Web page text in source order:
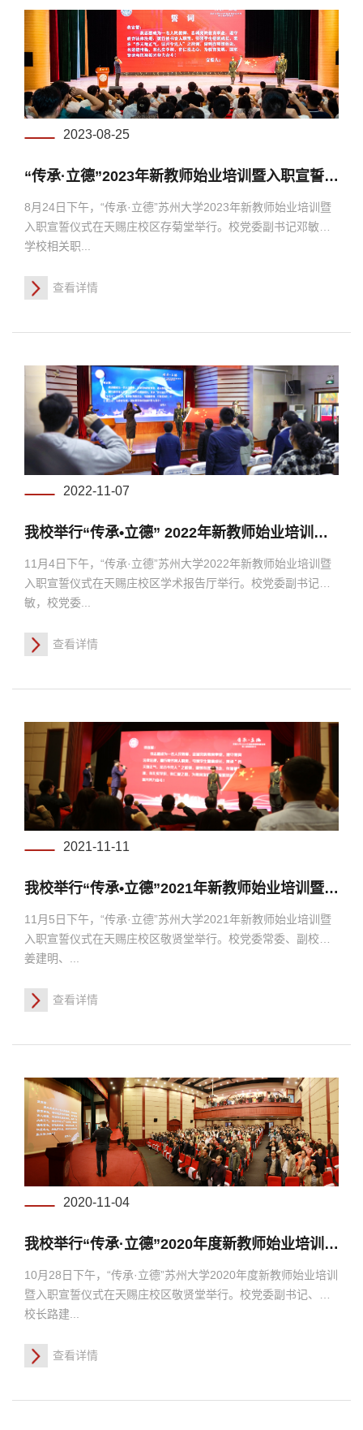
2023-08-25
“传承·立德”2023年新教师始业培训暨入职宣誓仪式举行
8月24日下午，“传承·立德”苏州大学2023年新教师始业培训暨
入职宣誓仪式在天赐庄校区存菊堂举行。校党委副书记邓敏，
学校相关职...
查看详情
2022-11-07
我校举行“传承•立德” 2022年新教师始业培训暨入职宣誓仪式
11月4日下午，“传承·立德”苏州大学2022年新教师始业培训暨
入职宣誓仪式在天赐庄校区学术报告厅举行。校党委副书记邓
敏，校党委...
查看详情
2021-11-11
我校举行“传承•立德”2021年新教师始业培训暨入职宣誓仪式
11月5日下午，“传承·立德”苏州大学2021年新教师始业培训暨
入职宣誓仪式在天赐庄校区敬贤堂举行。校党委常委、副校长
姜建明、...
查看详情
2020-11-04
我校举行“传承·立德”2020年度新教师始业培训暨入职宣誓仪式
10月28日下午，“传承·立德”苏州大学2020年度新教师始业培训
暨入职宣誓仪式在天赐庄校区敬贤堂举行。校党委副书记、副
校长路建...
查看详情